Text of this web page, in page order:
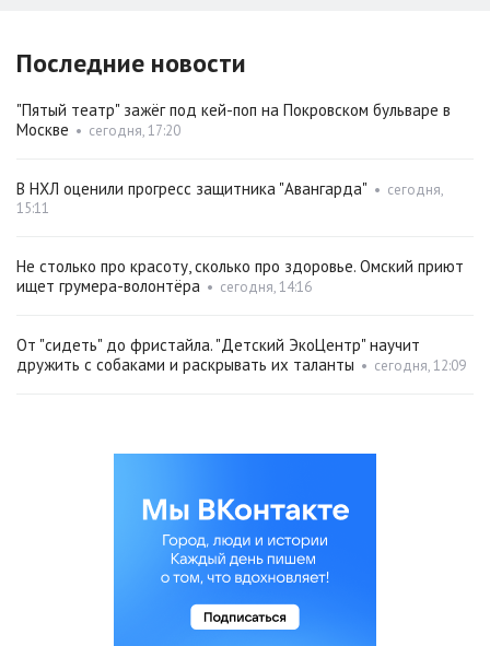
Последние новости
"Пятый театр" зажёг под кей-поп на Покровском бульваре в
Москве • сегодня, 17:20
В НХЛ оценили прогресс защитника "Авангарда" • сегодня,
15:11
Не столько про красоту, сколько про здоровье. Омский приют
ищет грумера-волонтёра • сегодня, 14:16
От "сидеть" до фристайла. "Детский ЭкоЦентр" научит
дружить с собаками и раскрывать их таланты • сегодня, 12:09